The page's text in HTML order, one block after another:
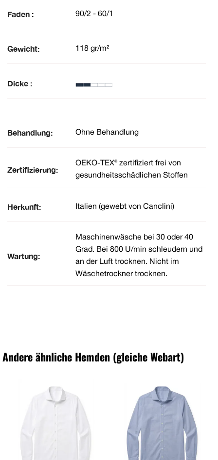
Faden : 90/2 - 60/1
Gewicht: 118 gr/m²
Dicke :
Behandlung: Ohne Behandlung
Zertifizierung:
OEKO-TEX® zertifiziert frei von
gesundheitsschädlichen Stoffen
Herkunft: Italien (gewebt von Canclini)
Wartung:
Maschinenwäsche bei 30 oder 40
Grad. Bei 800 U/min schleudern und
an der Luft trocknen. Nicht im
Wäschetrockner trocknen.
Andere ähnliche Hemden (gleiche Webart)